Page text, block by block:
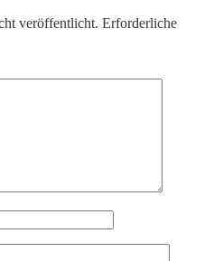
veröffentlicht. Erforderliche